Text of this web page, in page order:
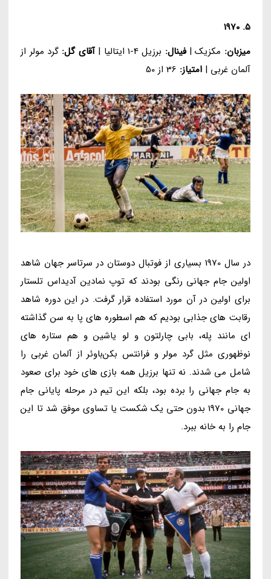
5. 1970
میزبان: مکزیک |فینال: برزیل 4-1 ایتالیا | آقای گل: گرد مولر از
آلمان غربی |امتیاز:
در سال 1970 بسیاری از فوتبال دوستان در سرتاسر جهان شاهد
اولین جام جهانی رنگی بودند که توپ نمادین آدیداس تلستار
برای اولین در آن مورد استفاده قرار گرفت. در این دوره شاهد
رقابت های جذابی بودیم که هم اسطوره های پا به سن گذاشته
ای مانند پله، بابی چارلتون و لو یاشین و هم ستاره های
نوظهوری مثل گرد مولر و فرانتس بکن‌باوئر از آلمان غربی را
شامل می شدند. نه تنها برزیل همه بازی های خود برای صعود
به جام جهانی را برده بود، بلکه این تیم در مرحله پایانی جام
جهانی 1970 بدون حتی یک شکست یا تساوی موفق شد تا این
جام را به خانه ببرد.